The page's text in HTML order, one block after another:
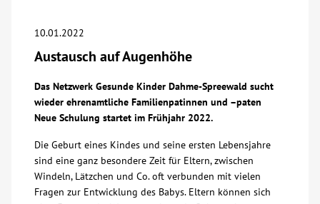
Beratung & Hilfe
Begegnung
Bildung
Über uns
10.01.2022
Austausch auf Augenhöhe
Das Netzwerk Gesunde Kinder Dahme-Spreewald sucht
wieder ehrenamtliche Familienpatinnen und –paten
Neue Schulung startet im Frühjahr 2022.
Die Geburt eines Kindes und seine ersten Lebensjahre
sind eine ganz besondere Zeit für Eltern, zwischen
Windeln, Lätzchen und Co. oft verbunden mit vielen
Fragen zur Entwicklung des Babys. Eltern können sich